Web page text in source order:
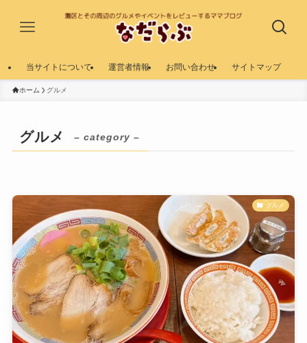
当サイトについて 運営者情報 お問い合わせ サイトマップ
ホーム グルメ
グルメ – category –
グルメ